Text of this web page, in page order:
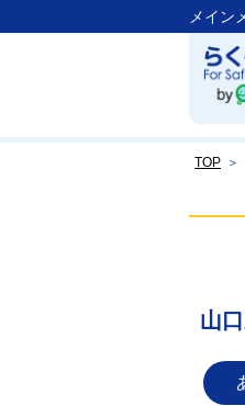
メイン
TOP ＞
山